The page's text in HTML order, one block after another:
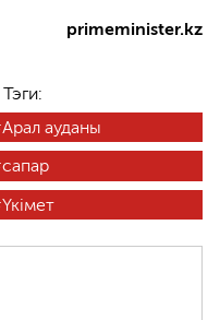
Тэги:
Арал ауданы
сапар
Үкімет
primeminister.kz